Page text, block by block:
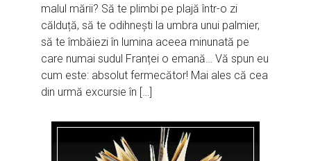
malul mării? Să te plimbi pe plajă într-o zi
călduță, să te odihnești la umbra unui palmier,
să te îmbăiezi în lumina aceea minunată pe
care numai sudul Franței o emană… Vă spun eu
cum este: absolut fermecător! Mai ales că cea
din urmă excursie în […]